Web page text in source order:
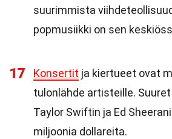
suurimmista
popmusiikki on sen
17 Konsertit ja kiertueet ovat
tulonlähde artisteille.
Taylor Swiftin ja Ed
miljoonia dollareita.